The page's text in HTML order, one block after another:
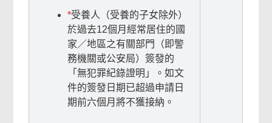
*受養人（受養的子女除外）
於過去12個月經常居住的國
家／地區之有關部門（即警
務機關或公安局）簽發的
「無犯罪紀錄證明」。如文
件的簽發日期已超過申請日
期前六個月將不獲接納。